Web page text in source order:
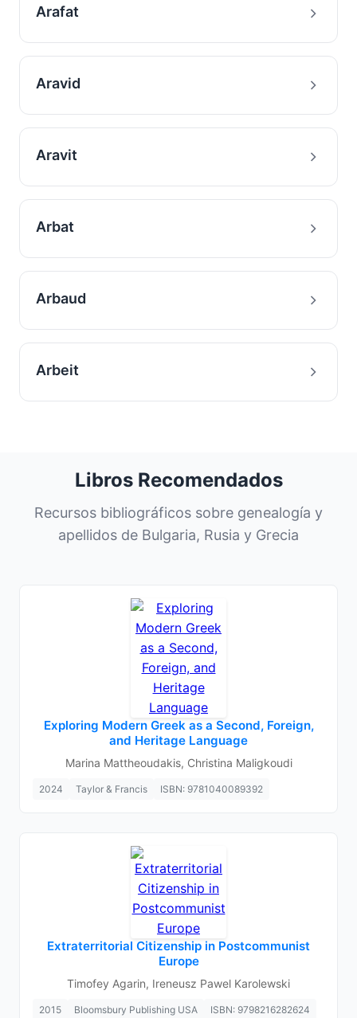
Arafat
Aravid
Aravit
Arbat
Arbaud
Arbeit
Libros Recomendados
Recursos bibliográficos sobre genealogía y
apellidos de Bulgaria, Rusia y Grecia
Exploring Modern Greek as a Second, Foreign,
and Heritage Language
Marina Mattheoudakis, Christina Maligkoudi
2024 Taylor & Francis ISBN: 9781040089392
Extraterritorial Citizenship in Postcommunist
Europe
Timofey Agarin, Ireneusz Pawel Karolewski
2015 Bloomsbury Publishing USA ISBN: 9798216282624